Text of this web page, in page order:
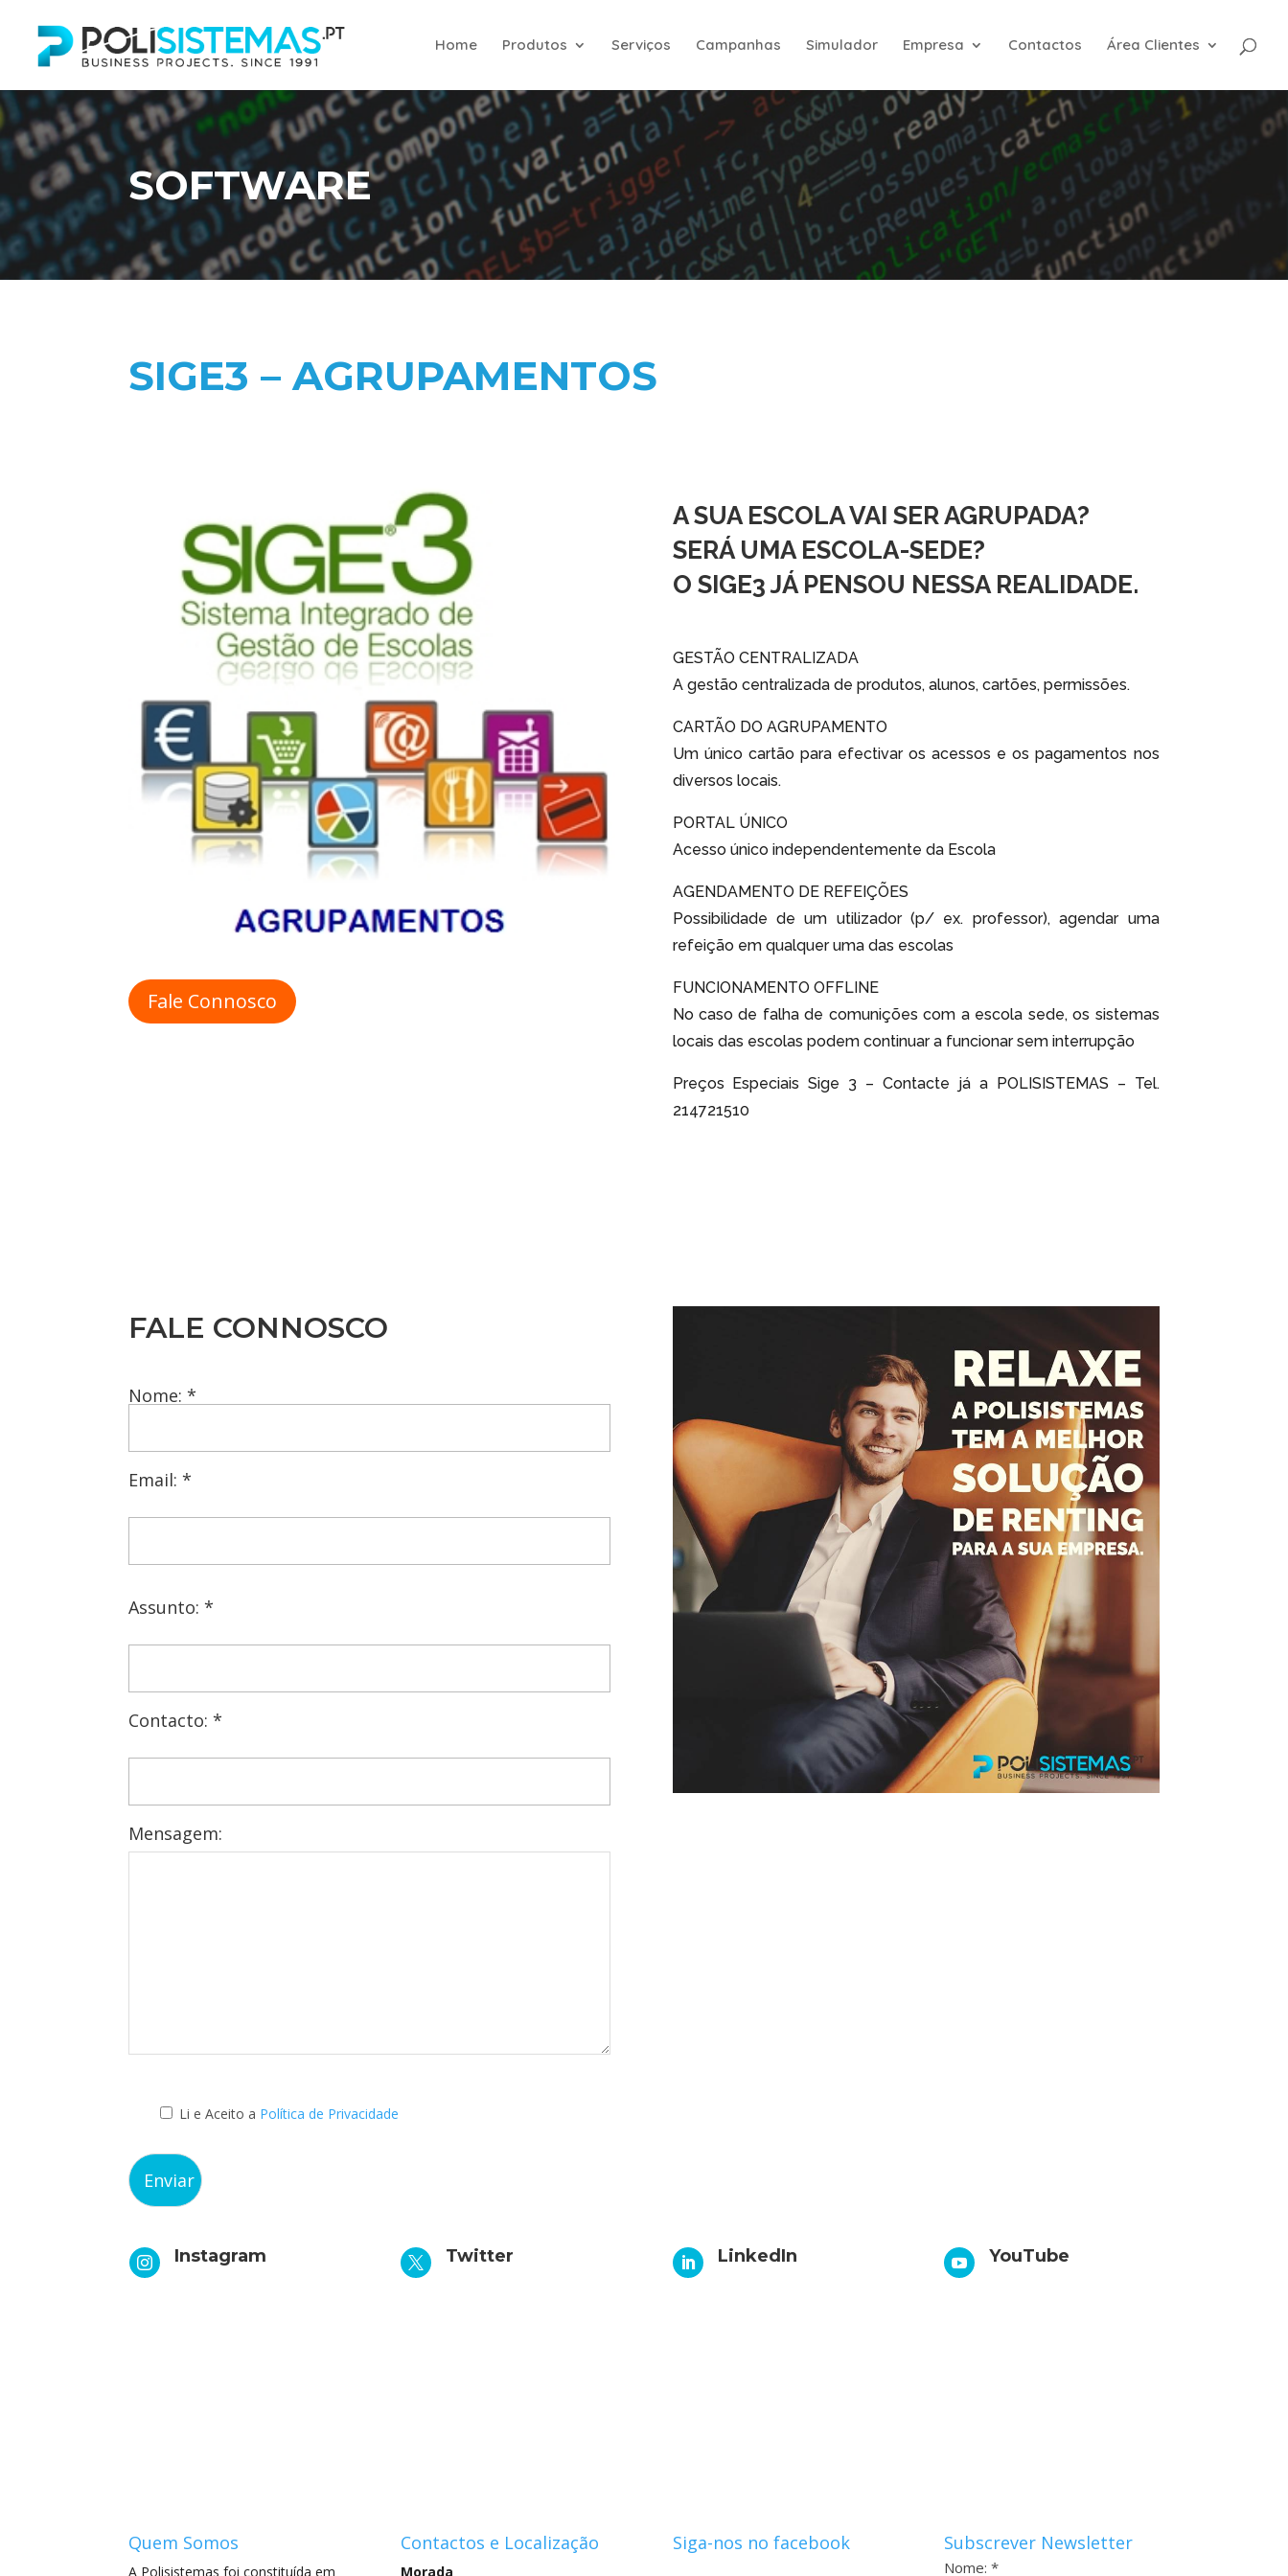
Home Produtos Serviços Campanhas Simulador Empresa Contactos Área Clientes
SOFTWARE
SIGE3 – AGRUPAMENTOS
Fale Connosco
A SUA ESCOLA VAI SER AGRUPADA?
SERÁ UMA ESCOLA-SEDE?
O SIGE3 JÁ PENSOU NESSA REALIDADE.
GESTÃO CENTRALIZADA
A gestão centralizada de produtos, alunos, cartões, permissões.
CARTÃO DO AGRUPAMENTO
Um único cartão para efectivar os acessos e os pagamentos nos
diversos locais.
PORTAL ÚNICO
Acesso único independentemente da Escola
AGENDAMENTO DE REFEIÇÕES
Possibilidade de um utilizador (p/ ex. professor), agendar uma
refeição em qualquer uma das escolas
FUNCIONAMENTO OFFLINE
No caso de falha de comunições com a escola sede, os sistemas
locais das escolas podem continuar a funcionar sem interrupção
Preços Especiais Sige 3 – Contacte já a POLISISTEMAS – Tel.
214721510
FALE CONNOSCO
Nome: *
Email: *
Assunto: *
Contacto: *
Mensagem:
Li e Aceito a Política de Privacidade
 Instagram  Twitter  LinkedIn  YouTube
Quem Somos
A Polisistemas foi constituída em
Contactos e Localização
Morada
Siga-nos no facebook Subscrever Newsletter
Nome: *